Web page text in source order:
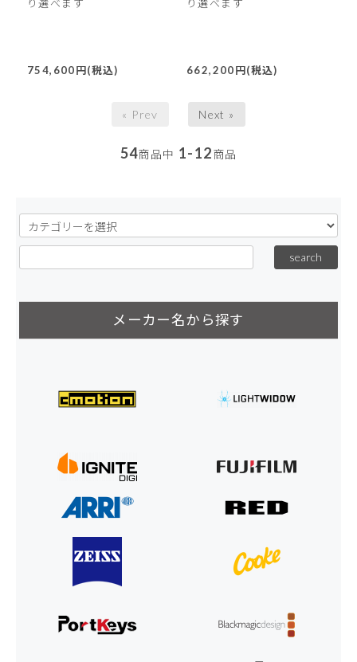
り選べます
754,600円(税込)
り選べます
662,200円(税込)
« Prev Next »
54商品中 1-12商品
メーカー名から探す